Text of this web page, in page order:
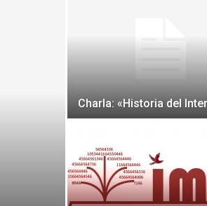
Charla: «Historia del